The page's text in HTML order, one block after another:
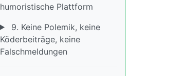
humoristische Plattform
9. Keine Polemik, keine
Köderbeiträge, keine
Falschmeldungen